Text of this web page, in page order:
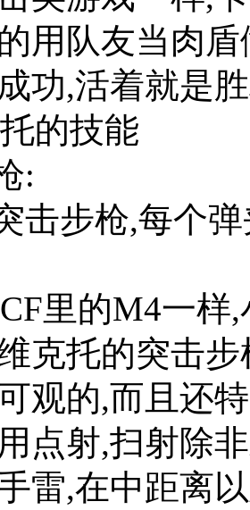
用队友当肉
功,活着就是
的技能
:
击步枪,每个
里的M4一
克托的突击
观的,而且还
点射,扫射除
雷,在中距离